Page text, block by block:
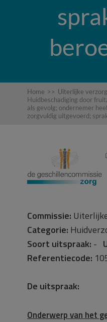
Home >> Uiterlijke
Huidbeschadiging door
als gevolg; ondernemer
zorgvuldig uitgevoerd;
Commissie:
Categorie:
Soort uitspraak: -
Referentiecode:
De uitspraak:
Onderwerp van het